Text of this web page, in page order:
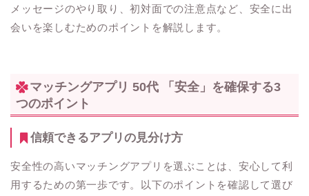
メッセージのやり取り、初対面での注意点など、安全に出
会いを楽しむためのポイントを解説します。
マッチングアプリ 50代 「安全」を確保する3
つのポイント
信頼できるアプリの見分け方
安全性の高いマッチングアプリを選ぶことは、安心して利
用するための第一歩です。以下のポイントを確認して選び